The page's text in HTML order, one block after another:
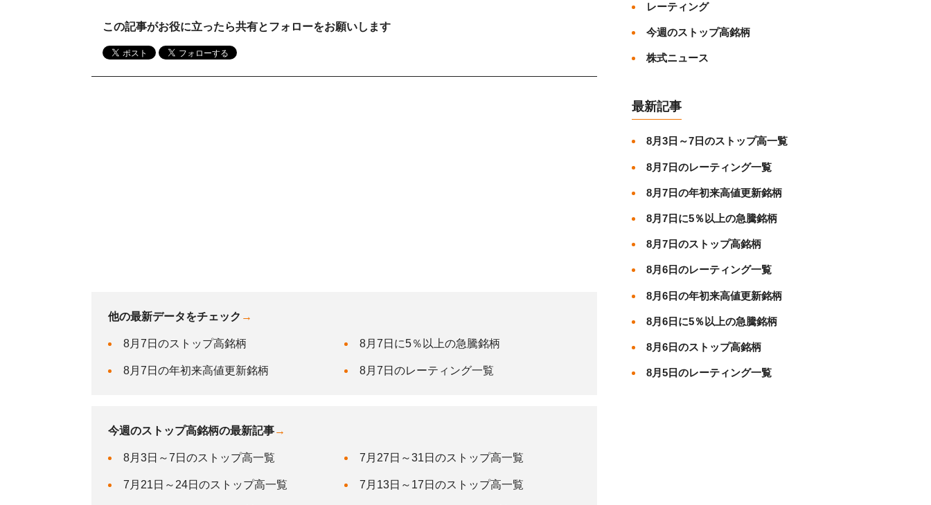
この記事がお役に立ったら共有とフォローをお願いします
他の最新データをチェック →
8月7日のストップ高銘柄 8月7日に5％以上の急騰銘柄
8月7日の年初来高値更新銘柄 8月7日のレーティング一覧
今週のストップ高銘柄の最新記事→
8月3日～7日のストップ高一覧 7月27日～31日のストップ高一覧
7月21日～24日のストップ高一覧 7月13日～17日のストップ高一覧
レーティング
今週のストップ高銘柄
株式ニュース
最新記事
8月3日～7日のストップ高一覧
8月7日のレーティング一覧
8月7日の年初来高値更新銘柄
8月7日に5％以上の急騰銘柄
8月7日のストップ高銘柄
8月6日のレーティング一覧
8月6日の年初来高値更新銘柄
8月6日に5％以上の急騰銘柄
8月6日のストップ高銘柄
8月5日のレーティング一覧